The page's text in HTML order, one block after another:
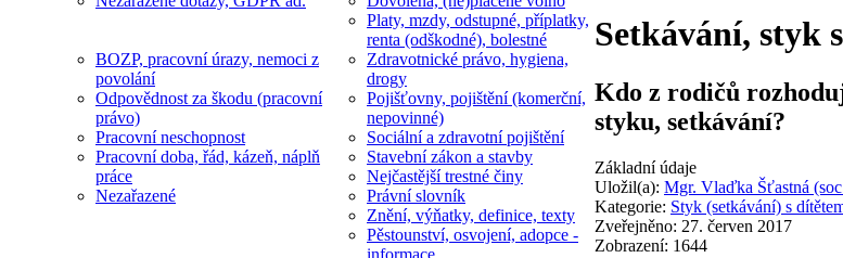
Platy, mzdy, odstupné, příplatky,
renta (odškodné), bolestné
BOZP, pracovní úrazy, nemoci z
povolání
Odpovědnost za škodu (pracovní
právo)
Pracovní neschopnost
Pracovní doba, řád, kázeň, náplň
práce
Nezařazené
Zdravotnické právo, hygiena,
drogy
Pojišťovny, pojištění (komerční,
nepovinné)
Sociální a zdravotní pojištění
Stavební zákon a stavby
Nejčastější trestné činy
Právní slovník
Znění, výňatky, definice, texty
Pěstounství, osvojení, adopce -
informace
Setkávání, styk
Kdo z rodičů
styku, setkávání?
Základní údaje
Uložil(a): Mgr. Vlaďka Šťastná
Kategorie: Styk (setkávání) s
Zveřejněno: 27. červen 2017
Zobrazení: 1644